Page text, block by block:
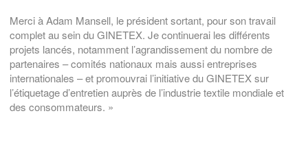
Merci à Adam Mansell, le président sortant, pour son travail
complet au sein du GINETEX. Je continuerai les différents
projets lancés, notamment l’agrandissement du nombre de
partenaires – comités nationaux mais aussi entreprises
internationales – et promouvrai l’initiative du GINETEX sur
l’étiquetage d’entretien auprès de l’industrie textile mondiale et
des consommateurs. »